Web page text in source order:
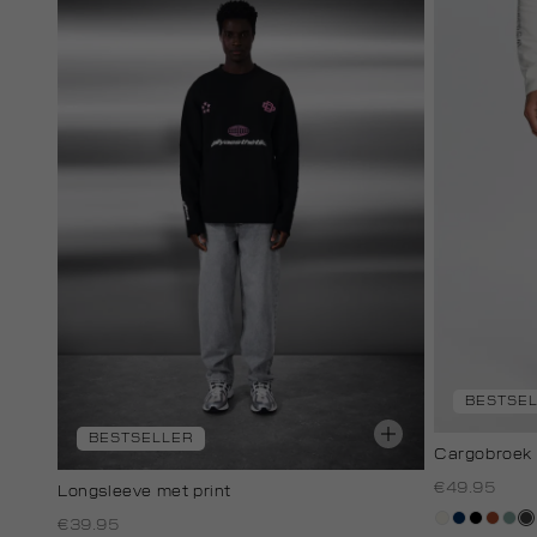
BESTSELLER
Longsleeve met print
€39.95
Cargobroek
€49.95
creme,zwart
bruin
salie